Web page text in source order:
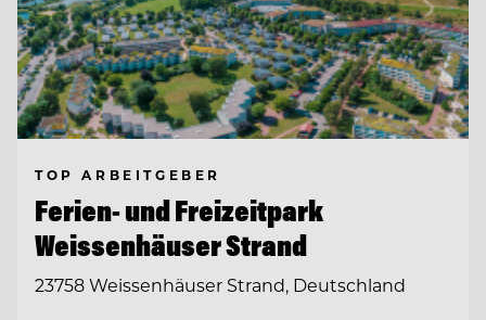
TOP ARBEITGEBER
Ferien- und Freizeitpark
Weissenhäuser Strand
23758 Weissenhäuser Strand, Deutschland